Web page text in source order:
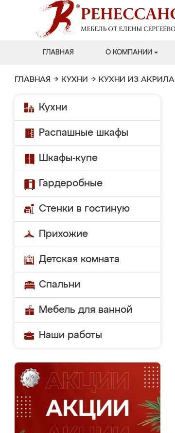
ГЛАВНАЯ О КОМПАНИИ
ГЛАВНАЯ → КУХНИ → КУХНИ ИЗ АКРИЛА
Кухни
Распашные шкафы
Шкафы-купе
Гардеробные
Стенки в гостиную
Прихожие
Детская комната
Спальни
Мебель для ванной
Наши работы